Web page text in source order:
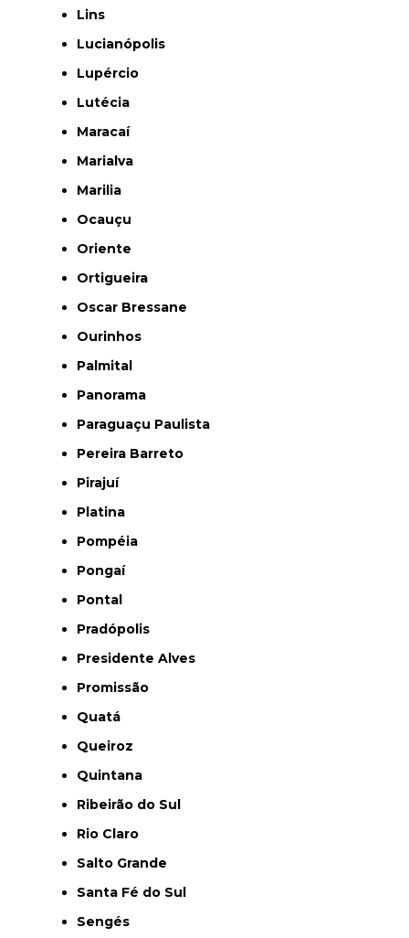
Lins
Lucianópolis
Lupércio
Lutécia
Maracaí
Marialva
Marilia
Ocauçu
Oriente
Ortigueira
Oscar Bressane
Ourinhos
Palmital
Panorama
Paraguaçu Paulista
Pereira Barreto
Pirajuí
Platina
Pompéia
Pongaí
Pontal
Pradópolis
Presidente Alves
Promissão
Quatá
Queiroz
Quintana
Ribeirão do Sul
Rio Claro
Salto Grande
Santa Fé do Sul
Sengés